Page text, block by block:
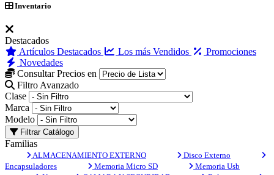
Inventario
Destacados
Artículos Destacados
Los más Vendidos
Promociones
Novedades
Consultar Precios en
Filtro Avanzado
Clase
Marca
Modelo
Filtrar Catálogo
Familias
ALMACENAMIENTO EXTERNO
Disco Externo
Encapsuladores
Memoria Micro SD
Memoria Usb